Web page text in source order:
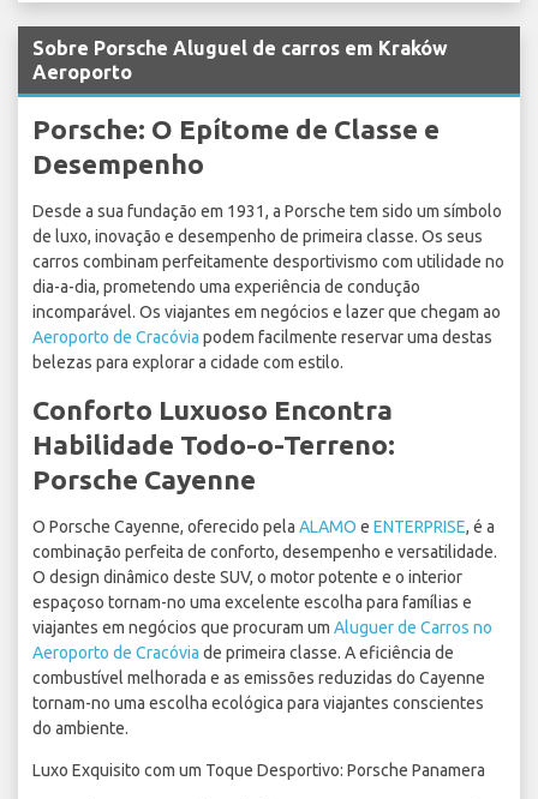
Sobre Porsche Aluguel de carros em Kraków
Aeroporto
Porsche: O Epítome de Classe e
Desempenho
Desde a sua fundação em 1931, a Porsche tem sido um símbolo
de luxo, inovação e desempenho de primeira classe. Os seus
carros combinam perfeitamente desportivismo com utilidade no
dia-a-dia, prometendo uma experiência de condução
incomparável. Os viajantes em negócios e lazer que chegam ao
Aeroporto de Cracóvia podem facilmente reservar uma destas
belezas para explorar a cidade com estilo.
Conforto Luxuoso Encontra
Habilidade Todo-o-Terreno:
Porsche Cayenne
O Porsche Cayenne, oferecido pela ALAMO e ENTERPRISE, é a
combinação perfeita de conforto, desempenho e versatilidade.
O design dinâmico deste SUV, o motor potente e o interior
espaçoso tornam-no uma excelente escolha para famílias e
viajantes em negócios que procuram um Aluguer de Carros no
Aeroporto de Cracóvia de primeira classe. A eficiência de
combustível melhorada e as emissões reduzidas do Cayenne
tornam-no uma escolha ecológica para viajantes conscientes
do ambiente.
Luxo Exquisito com um Toque Desportivo: Porsche Panamera